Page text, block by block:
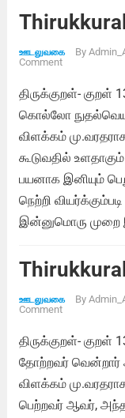
ஊடலுவகை By
Comment
திருக்குறள்- குறள்
கொல்லோ
விளக்கம்
கூடுவதில்
பயனாக இனியும்
நெற்றி
இன்னுமொரு முறை
ஊடலுவகை By
Comment
திருக்குறள்-
தோற்றவர் வென்றார்
விளக்கம்
பெற்றவர் ஆவர், அந்த